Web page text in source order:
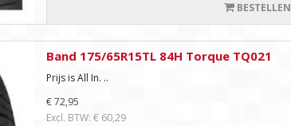
BESTELLEN
Band 175/65R15TL 84H Torque TQ021
Prijs is All In. ..
€ 72,95
Excl. BTW: € 60,29